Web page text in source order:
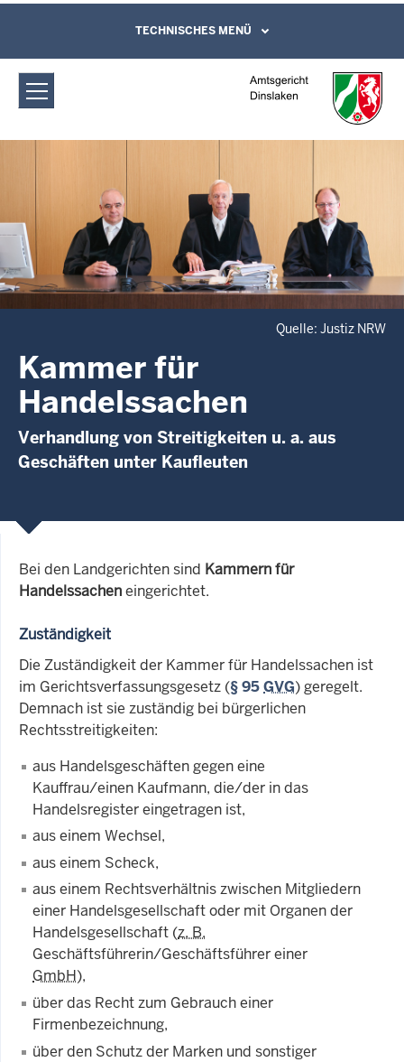
Amtsgericht Dinslaken: Kammer für
Handelssachen
Direkt zum Inhalt
Leichte Sprache, Gebärdensprachenvideo
und Kontaktformular
TECHNISCHES MENÜ
Quelle: Justiz NRW
Kammer für
Handelssachen
Verhandlung von Streitigkeiten u. a. aus
Geschäften unter Kaufleuten
Bei den Landgerichten sind Kammern für
Handelssacheneingerichtet.
Zuständigkeit
Die Zuständigkeit der Kammer für Handelssachen ist
im Gerichtsverfassungsgesetz (§ 95GVG) geregelt.
Demnach ist sie zuständig bei bürgerlichen
Rechtsstreitigkeiten:
aus Handelsgeschäften gegen eine
Kauffrau/einen Kaufmann, die/der in das
Handelsregister eingetragen ist,
aus einem Wechsel,
aus einem Scheck,
aus einem Rechtsverhältnis zwischen Mitgliedern
einer Handelsgesellschaft oder mit Organen der
Handelsgesellschaft (z. B.
Geschäftsführerin/Geschäftsführer einer
GmbH),
über das Recht zum Gebrauch einer
Firmenbezeichnung,
über den Schutz der Marken und sonstiger